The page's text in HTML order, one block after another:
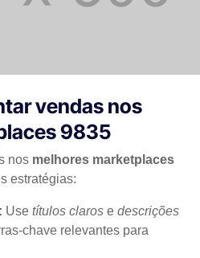
vendas nos
9835
nos melhores marketplaces
estratégias:
Usetítulos claros edescrições
chave relevantes para